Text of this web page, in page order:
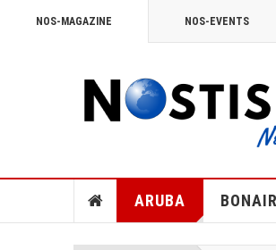
NOS-MAGAZINE NOS-EVENTS
ARUBA